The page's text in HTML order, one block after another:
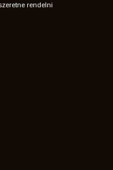
rendelni